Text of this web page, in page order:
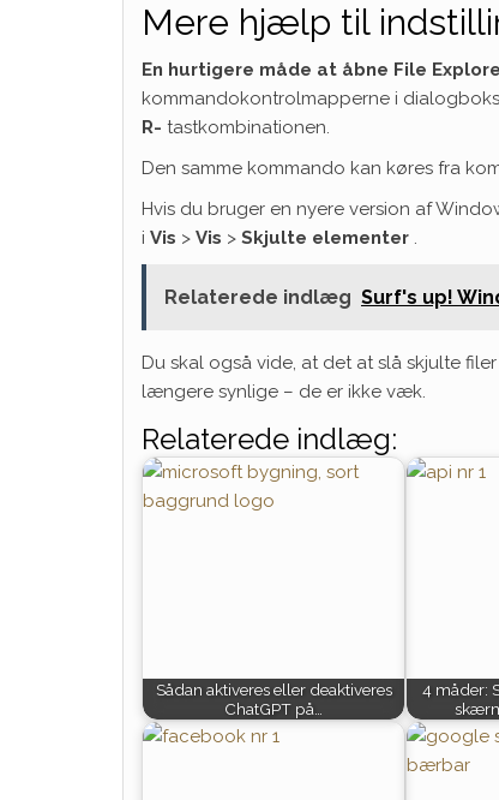
Mere hjælp til
En hurtigere måde at åbne File
kommandokontrolmapperne i
R- tastkombinationen.
Den samme kommando kan køres fra
Hvis du bruger en nyere version af
i Vis > Vis > Skjulte elementer .
Relaterede indlæg Surf's up!
Du skal også vide, at det at slå skjulte
længere synlige – de er ikke væk.
Relaterede indlæg:
Sådan aktiveres eller deaktiveres
ChatGPT på…
4 måder: